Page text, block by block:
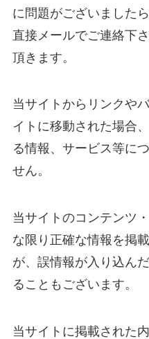
に問題がございました
直接メールでご連絡下
頂きます。
当サイトからリンクや
イトに移動された場合
る情報、サービス等に
せん。
当サイトのコンテンツ
な限り正確な情報を掲
が、誤情報が入り込ん
ることもございます。
当サイトに掲載された